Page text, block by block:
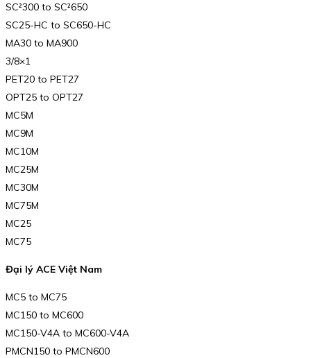
SC²300 to SC²650
SC25-HC to SC650-HC
MA30 to MA900
3/8×1
PET20 to PET27
OPT25 to OPT27
MC5M
MC9M
MC10M
MC25M
MC30M
MC75M
MC25
MC75
Đại lý ACE Việt Nam
MC5 to MC75
MC150 to MC600
MC150-V4A to MC600-V4A
PMCN150 to PMCN600